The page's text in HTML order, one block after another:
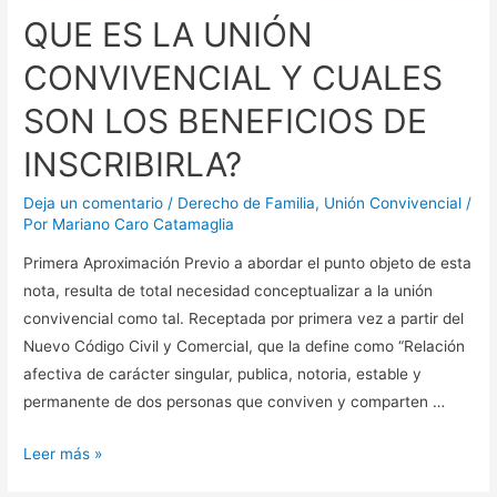
QUE ES LA UNIÓN
CONVIVENCIAL Y CUALES
SON LOS BENEFICIOS DE
INSCRIBIRLA?
Deja un comentario / Derecho de Familia, Unión Convivencial /
Por Mariano Caro Catamaglia
Primera Aproximación Previo a abordar el punto objeto de esta
nota, resulta de total necesidad conceptualizar a la unión
convivencial como tal. Receptada por primera vez a partir del
Nuevo Código Civil y Comercial, que la define como “Relación
afectiva de carácter singular, publica, notoria, estable y
permanente de dos personas que conviven y comparten …
QUE
Leer más »